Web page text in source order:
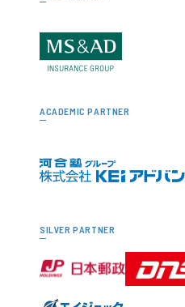
ACADEMIC PARTNER
SILVER PARTNER